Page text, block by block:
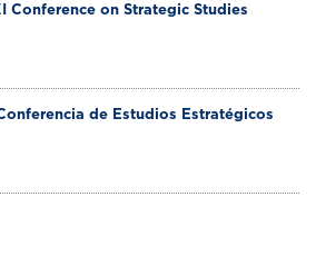
Conference on Strategic Studies
de Estudios Estratégicos